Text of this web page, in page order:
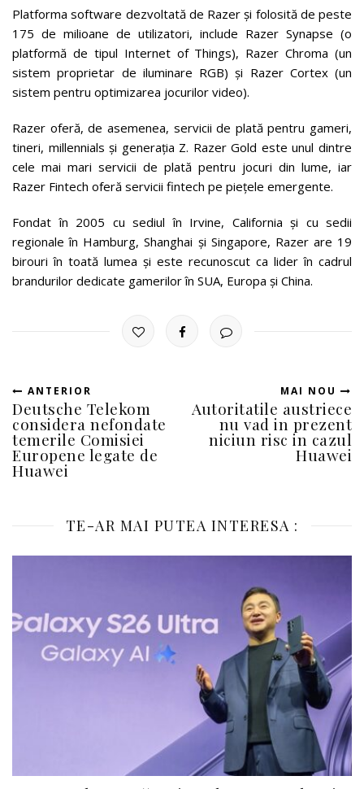
Platforma software dezvoltată de Razer și folosită de peste
175 de milioane de utilizatori, include Razer Synapse (o
platformă de tipul Internet of Things), Razer Chroma (un
sistem proprietar de iluminare RGB) și Razer Cortex (un
sistem pentru optimizarea jocurilor video).
Razer oferă, de asemenea, servicii de plată pentru gameri,
tineri, millennials și generația Z. Razer Gold este unul dintre
cele mai mari servicii de plată pentru jocuri din lume, iar
Razer Fintech oferă servicii fintech pe piețele emergente.
Fondat în 2005 cu sediul în Irvine, California și cu sedii
regionale în Hamburg, Shanghai și Singapore, Razer are 19
birouri în toată lumea și este recunoscut ca lider în cadrul
brandurilor dedicate gamerilor în SUA, Europa și China.
ANTERIOR
Deutsche Telekom
considera nefondate
temerile Comisiei
Europene legate de
Huawei
MAI NOU
Autoritatile austriece
nu vad in prezent
niciun risc in cazul
Huawei
TE-AR MAI PUTEA INTERESA :